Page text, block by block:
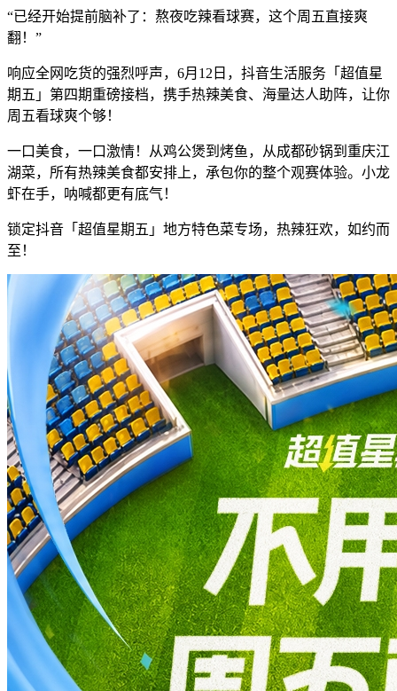
“已经开始提前脑补了：熬夜吃辣看球赛，这个周五直接爽
翻！”
响应全网吃货的强烈呼声，6月12日，抖音生活服务「超值星
期五」第四期重磅接档，携手热辣美食、海量达人助阵，让你
周五看球爽个够！
一口美食，一口激情！从鸡公煲到烤鱼，从成都砂锅到重庆江
湖菜，所有热辣美食都安排上，承包你的整个观赛体验。小龙
虾在手，呐喊都更有底气！
锁定抖音「超值星期五」地方特色菜专场，热辣狂欢，如约而
至！